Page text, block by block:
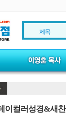
제목
이컬러성경&새